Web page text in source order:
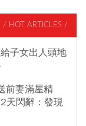
/ HOT ARTICLES /
子女出人頭地
前妻滿屋精
天閃辭：發現